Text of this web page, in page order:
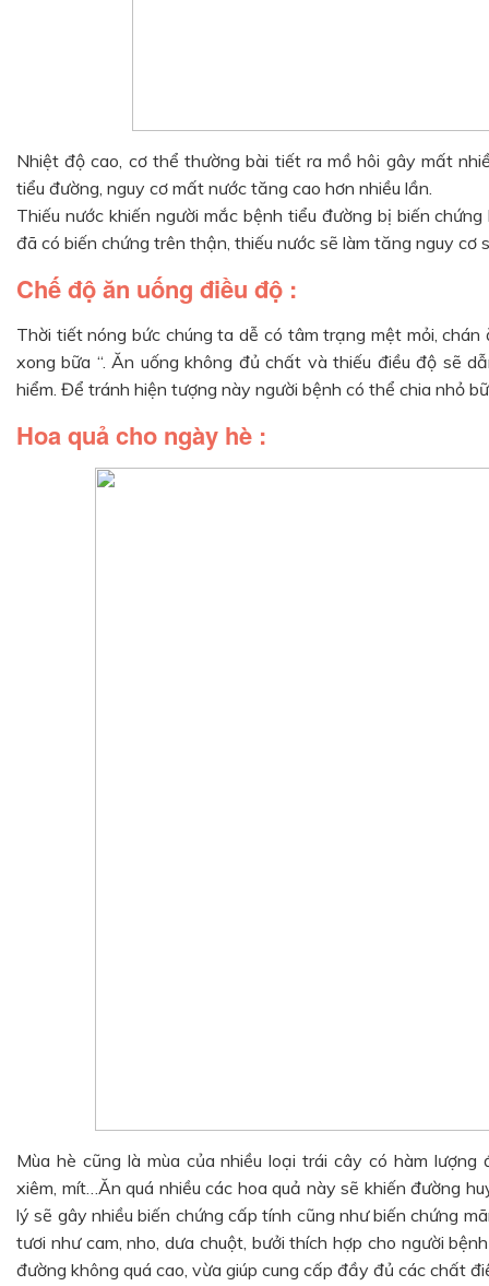
Nhiệt độ cao, cơ thể thường bài tiết ra mồ hôi gây mất
tiểu đường, nguy cơ mất nước tăng cao hơn nhiều lần.
Thiếu nước khiến người mắc bệnh tiểu đường bị biến
đã có biến chứng trên thận, thiếu nước sẽ làm tăng nguy cơ
Chế độ ăn uống điều độ :
Thời tiết nóng bức chúng ta dễ có tâm trạng mệt mỏi,
xong bữa “. Ăn uống không đủ chất và thiếu điều độ sẽ
hiểm. Để tránh hiện tượng này người bệnh có thể chia nhỏ
Hoa quả cho ngày hè :
Mùa hè cũng là mùa của nhiều loại trái cây có hàm
xiêm, mít…Ăn quá nhiều các hoa quả này sẽ khiến đường
lý sẽ gây nhiều biến chứng cấp tính cũng như biến chứng
tươi như cam, nho, dưa chuột, bưởi thích hợp cho người
đường không quá cao, vừa giúp cung cấp đầy đủ các chất